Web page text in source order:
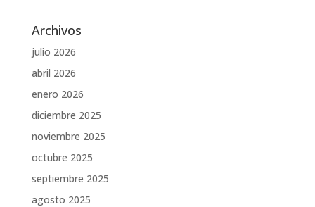
Archivos
julio 2026
abril 2026
enero 2026
diciembre 2025
noviembre 2025
octubre 2025
septiembre 2025
agosto 2025